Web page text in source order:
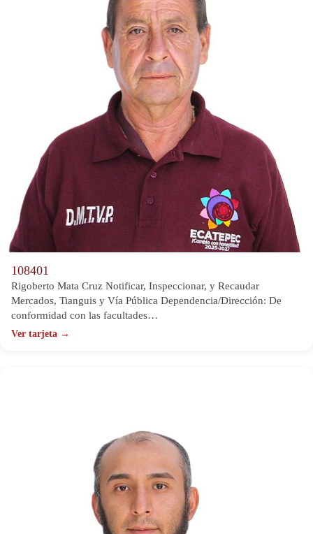
108401
Rigoberto Mata Cruz Notificar, Inspeccionar, y Recaudar
Mercados, Tianguis y Vía Pública Dependencia/Dirección: De
conformidad con las facultades…
Ver tarjeta →